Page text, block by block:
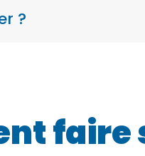
?
faire